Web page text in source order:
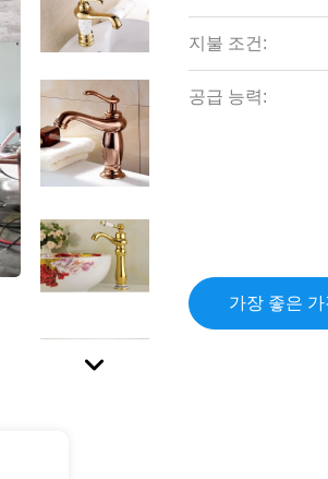
지불 조건:
공급 능력:
가장 좋은